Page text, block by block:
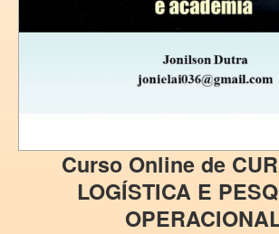
Curso Online de
LOGÍSTICA E